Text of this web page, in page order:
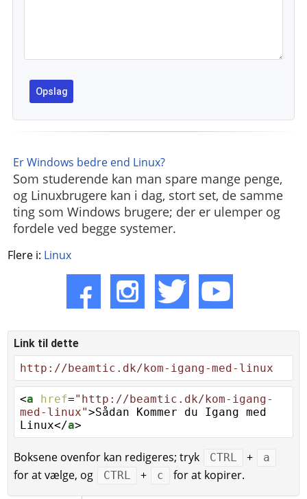
Er Windows bedre end Linux?
Som studerende kan man spare mange penge,
og Linuxbrugere kan i dag, stort set, de samme
ting som Windows brugere; der er ulemper og
fordele ved begge systemer.
Flere i: Linux
Link til dette
http://beamtic.dk/kom-igang-med-linux
<a href="http://beamtic.dk/kom-igang-
med-linux">Sådan Kommer du Igang med
Linux</a>
Boksene ovenfor kan redigeres; tryk CTRL + a
for at vælge, og CTRL + c
for at kopirer.